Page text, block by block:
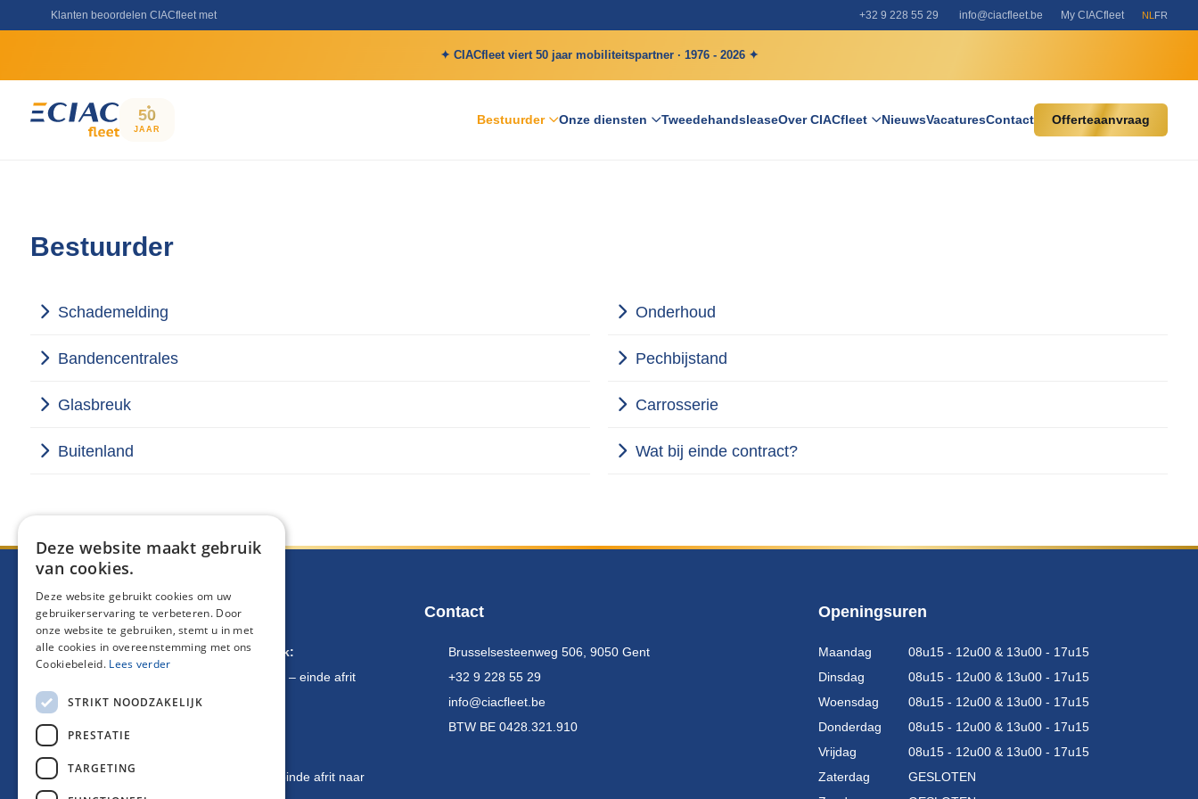
Klanten beoordelen CIACfleet met +32 9 228 55 29 info@ciacfleet.be My CIACfleet NL FR
✦ CIACfleet viert 50 jaar mobiliteitspartner · 1976 - 2026 ✦
50
JAAR
Bestuurder Onze diensten TweedehandsleaseOver CIACfleet NieuwsVacaturesContact Offerteaanvraag
Bestuurder
Schademelding Onderhoud
Bandencentrales Pechbijstand
Glasbreuk Carrosserie
Buitenland Wat bij einde contract?
Routebeschrijving
Komende van Brussel / Oostende / Kortrijk:
E17 richting Antwerpen – afrit 10 Gentbrugge – einde afrit
naar links – 1 km verder op uw linkerkant
E17 richting Kortrijk – afrit 10 Gentbrugge – einde afrit naar
Contact
Brusselsesteenweg 506, 9050 Gent
+32 9 228 55 29
info@ciacfleet.be
BTW BE 0428.321.910
Openingsuren
Maandag
08u15 - 12u00 & 13u00 - 17u15
Dinsdag
08u15 - 12u00 & 13u00 - 17u15
Woensdag
08u15 - 12u00 & 13u00 - 17u15
Donderdag
08u15 - 12u00 & 13u00 - 17u15
Vrijdag
08u15 - 12u00 & 13u00 - 17u15
Zaterdag
GESLOTEN
Deze website maakt gebruik
van cookies.
Deze website gebruikt cookies om uw
gebruikerservaring te verbeteren. Door
onze website te gebruiken, stemt u in met
alle cookies in overeenstemming met ons
Cookiebeleid. Lees verder
STRIKT NOODZAKELIJK
PRESTATIE
TARGETING